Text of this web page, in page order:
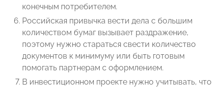
конечным потребителем.
Российская привычка вести дела с большим
количеством бумаг вызывает раздражение,
поэтому нужно стараться свести количество
документов к минимуму или быть готовым
помогать партнерам с оформлением.
В инвестиционном проекте нужно учитывать, что